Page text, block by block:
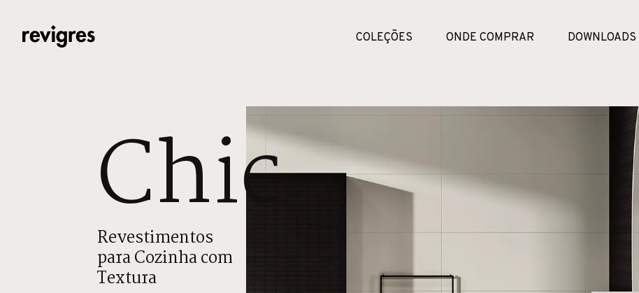
COLEÇÕES ONDE COMPRAR DOWNLOADS
Chic
Revestimentos
para Cozinha com
Textura